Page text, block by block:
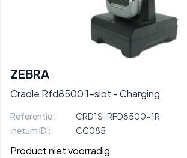
ZEBRA
Cradle Rfd8500 1-slot - Charging
Referentie :
CRD1S-RFD8500-1R
Inetum ID :
CC085
Product niet voorradig